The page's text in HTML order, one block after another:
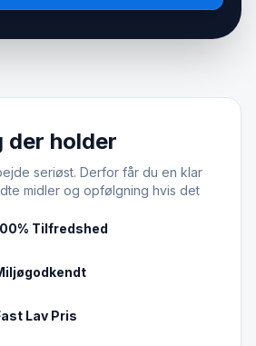
der holder
seriøst. Derfor får du en klar
midler og opfølgning hvis det
Tilfredshed
Lav Pris